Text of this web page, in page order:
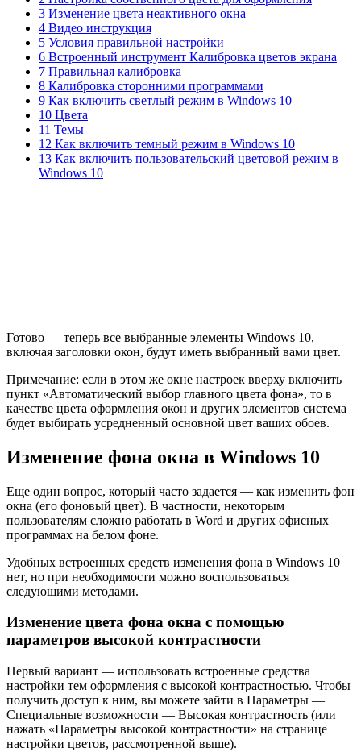
3 Изменение цвета неактивного окна
4 Видео инструкция
5 Условия правильной настройки
6 Встроенный инструмент Калибровка цветов экрана
7 Правильная калибровка
8 Калибровка сторонними программами
9 Как включить светлый режим в Windows 10
10 Цвета
11 Темы
12 Как включить темный режим в Windows 10
13 Как включить пользовательский цветовой режим в
Windows 10
Готово — теперь все выбранные элементы Windows 10,
включая заголовки окон, будут иметь выбранный вами цвет.
Примечание: если в этом же окне настроек вверху включить
пункт «Автоматический выбор главного цвета фона», то в
качестве цвета оформления окон и других элементов система
будет выбирать усредненный основной цвет ваших обоев.
Изменение фона окна в Windows 10
Еще один вопрос, который часто задается — как изменить фон
окна (его фоновый цвет). В частности, некоторым
пользователям сложно работать в Word и других офисных
программах на белом фоне.
Удобных встроенных средств изменения фона в Windows 10
нет, но при необходимости можно воспользоваться
следующими методами.
Изменение цвета фона окна с помощью
параметров высокой контрастности
Первый вариант — использовать встроенные средства
настройки тем оформления с высокой контрастностью. Чтобы
получить доступ к ним, вы можете зайти в Параметры —
Специальные возможности — Высокая контрастность (или
нажать «Параметры высокой контрастности» на странице
настройки цветов, рассмотренной выше).